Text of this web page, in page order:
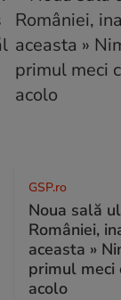
GSP.ro
Noua sală
României,
aceasta »
primul meci
acolo